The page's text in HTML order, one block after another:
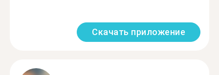
Скачать приложение